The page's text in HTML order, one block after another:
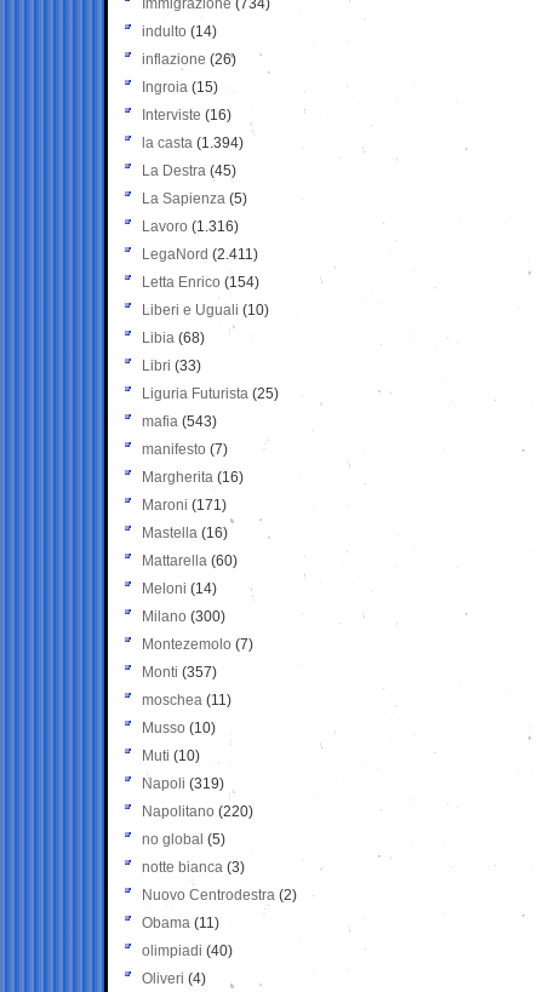
Immigrazione (734)
indulto (14)
inflazione (26)
Ingroia (15)
Interviste (16)
la casta (1.394)
La Destra (45)
La Sapienza (5)
Lavoro (1.316)
LegaNord (2.411)
Letta Enrico (154)
Liberi e Uguali (10)
Libia (68)
Libri (33)
Liguria Futurista (25)
mafia (543)
manifesto (7)
Margherita (16)
Maroni (171)
Mastella (16)
Mattarella (60)
Meloni (14)
Milano (300)
Montezemolo (7)
Monti (357)
moschea (11)
Musso (10)
Muti (10)
Napoli (319)
Napolitano (220)
no global (5)
notte bianca (3)
Nuovo Centrodestra (2)
Obama (11)
olimpiadi (40)
Oliveri (4)